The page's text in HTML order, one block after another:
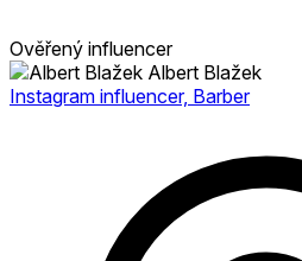
Ověřený influencer
Albert Blažek
Instagram influencer, Barber